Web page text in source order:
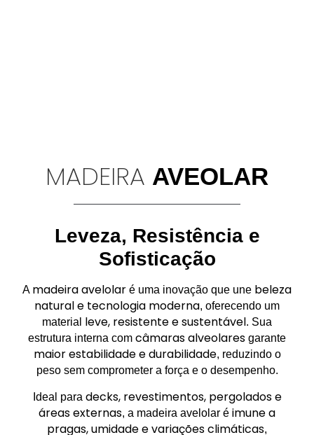
MADEIRA AVEOLAR
Leveza, Resistência e
Sofisticação
A madeira avelolar é uma inovação que une beleza
natural e tecnologia moderna, oferecendo um
material leve, resistente e sustentável. Sua
estrutura interna com câmaras alveolares garante
maior estabilidade e durabilidade, reduzindo o
peso sem comprometer a força e o desempenho.
Ideal para decks, revestimentos, pergolados e
áreas externas, a madeira avelolar é imune a
pragas, umidade e variações climáticas,